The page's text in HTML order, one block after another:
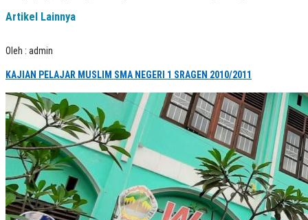
Artikel Lainnya
Oleh : admin
KAJIAN PELAJAR MUSLIM SMA NEGERI 1 SRAGEN 2010/2011